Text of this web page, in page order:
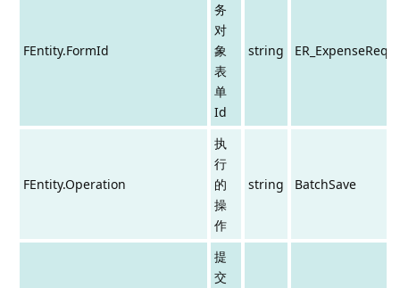
FEntity.FormId
务
对
象
表
单
Id
string
FEntity.Operation
执
行
的
操
作
string BatchSave
提
交